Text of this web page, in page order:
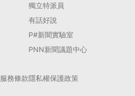
獨立特派員
有話好說
P#新聞實驗室
PNN新聞議題中心
服務條款隱私權保護政策